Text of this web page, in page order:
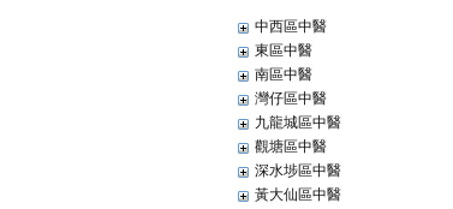
中西區中醫
東區中醫
南區中醫
灣仔區中醫
九龍城區中醫
觀塘區中醫
深水埗區中醫
黃大仙區中醫